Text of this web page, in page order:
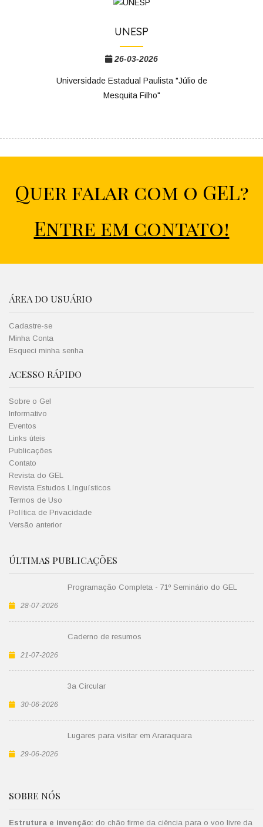
UNESP
26-03-2026
Universidade Estadual Paulista "Júlio de
Mesquita Filho"
Quer falar com o GEL?
Entre em contato!
ÁREA DO USUÁRIO
Cadastre-se
Minha Conta
Esqueci minha senha
ACESSO RÁPIDO
Sobre o Gel
Informativo
Eventos
Links úteis
Publicações
Contato
Revista do GEL
Revista Estudos Línguísticos
Termos de Uso
Política de Privacidade
Versão anterior
ÚLTIMAS PUBLICAÇÕES
Programação Completa - 71º Seminário do GEL
28-07-2026
Caderno de resumos
21-07-2026
3a Circular
30-06-2026
Lugares para visitar em Araraquara
29-06-2026
SOBRE NÓS
Estrutura e invenção: do chão firme da ciência para o voo livre da